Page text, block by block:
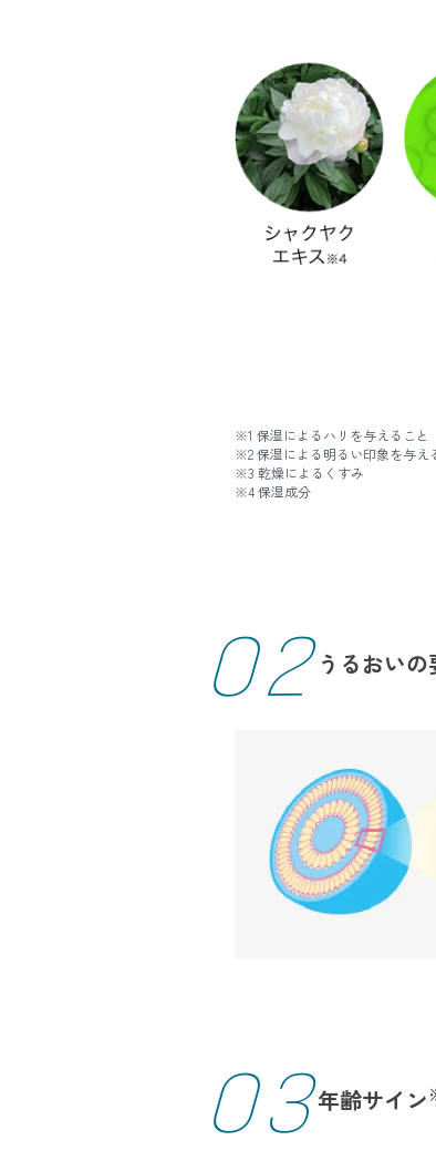
※1 保湿によるハリを与えること
※2 保湿による明るい印象を与え
※3 乾燥によるくすみ
※4 保湿成分
02うるおいの
03年齢サイン